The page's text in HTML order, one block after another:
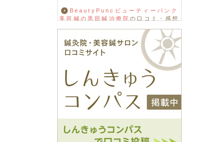
BeautyPuncビューティーパンク
美容鍼の黒田鍼治療院の口コミ・感想